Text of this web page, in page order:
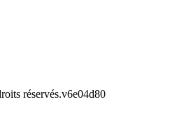
réservés.v6e04d80